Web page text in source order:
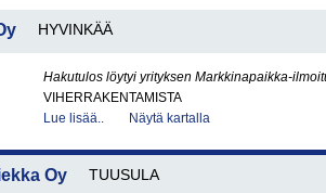
HYVINKÄÄ
Hakutulos löytyi yrityksen Markkinapaikka-
VIHERRAKENTAMISTA
Lue lisää..
Näytä kartalla
Oy TUUSULA